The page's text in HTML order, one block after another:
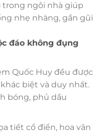
trong ngôi nhà giúp
nhẹ nhàng, gần gũi
đáo không đụng
Quốc Huy đều được
biệt và duy nhất.
bóng, phủ dầu
tiết cổ điển, hoa văn